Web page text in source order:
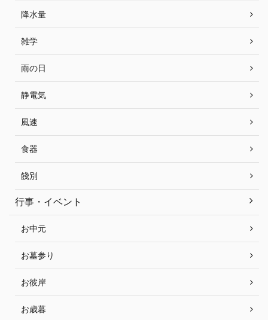
降水量
雑学
雨の日
静電気
風速
食器
餞別
行事・イベント
お中元
お墓参り
お彼岸
お歳暮